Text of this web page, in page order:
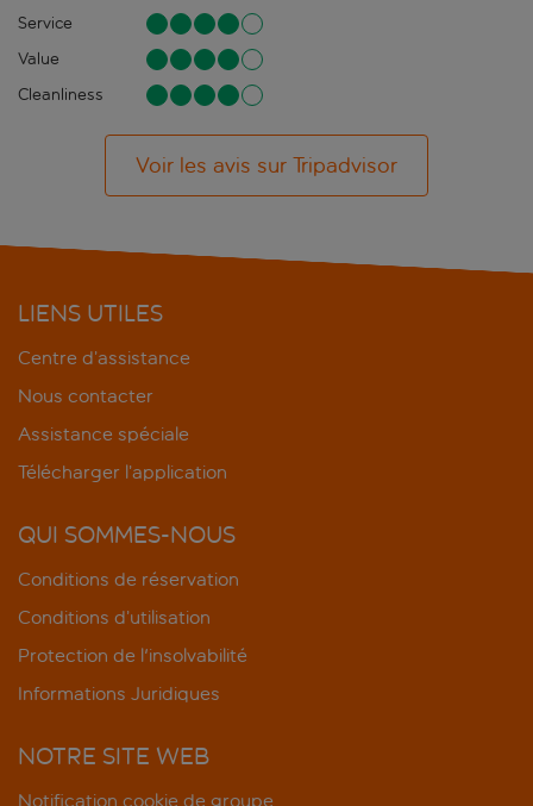
Service
Value
Cleanliness
Voir les avis sur Tripadvisor
LIENS UTILES
Centre d’assistance
Nous contacter
Assistance spéciale
Télécharger l’application
QUI SOMMES-NOUS
Conditions de réservation
Conditions d’utilisation
Protection de l'insolvabilité
Informations Juridiques
NOTRE SITE WEB
Notification cookie de groupe